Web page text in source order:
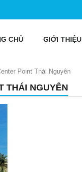
CHỦ GIỚI THIỆU
Point Thái Nguyên
THÁI NGUYÊN